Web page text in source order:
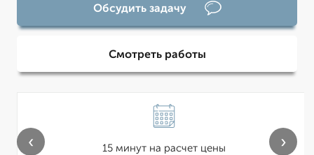
Обсудить задачу
Смотреть работы
15 минут на расчет цены
‹ ›